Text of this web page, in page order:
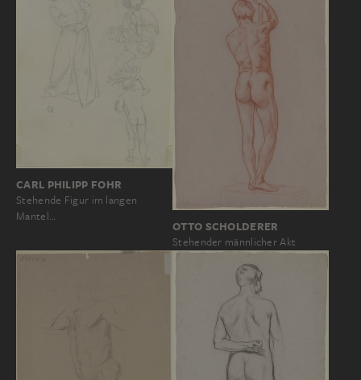
CARL PHILIPP FOHR
Stehende Figur im langen
Mantel…
OTTO SCHOLDERER
Stehender männlicher Akt